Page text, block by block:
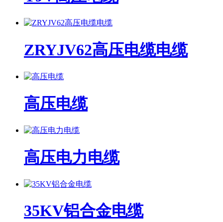
ZRYJV62高压电缆电缆
高压电缆
高压电力电缆
35KV铝合金电缆